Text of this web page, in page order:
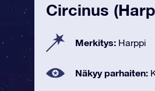
Circinus
Merkitys: Harppi
Näkyy parhaiten: